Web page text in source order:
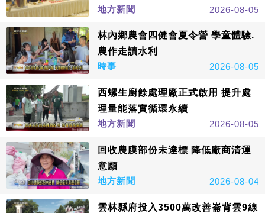
地方新聞
2026-08-05
林內鄉農會四健會夏令營 學童體驗.
農作走讀水利
時事
2026-08-05
西螺生廚餘處理廠正式啟用 提升處
理量能落實循環永續
地方新聞
2026-08-05
回收農膜部份未達標 降低廠商清運
意願
地方新聞
2026-08-04
雲林縣府投入3500萬改善崙背雲9線